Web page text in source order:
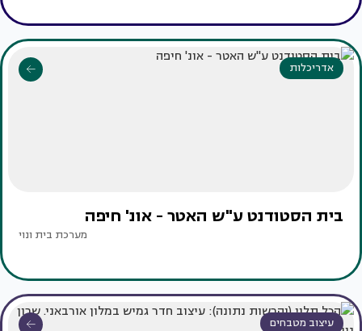
אדריכלות
בית הסטודנט ע"ש האטר - אונ' חיפה
מערכת בית ונוי
עיצוב מטבחים